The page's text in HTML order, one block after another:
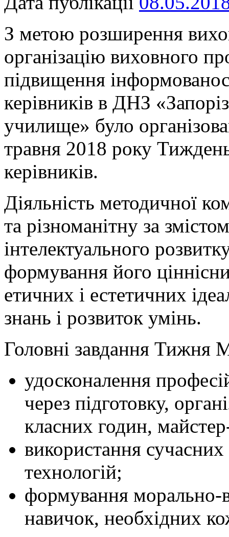
З метою розширення
організацію виховного
підвищення
керівників в ДНЗ
училище» було
травня 2018 року
керівників.
Діяльність методичної
та різноманітну за
інтелектуального
формування його
етичних і естетичних
знань і розвиток умінь.
Головні завдання Тижня
удосконалення
через підготовку,
класних годин,
використання
технологій;
формування морально-
навичок, необхідних